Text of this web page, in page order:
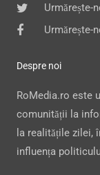
Urmărește-
Urmărește-
Despre noi
RoMedia.ro este
comunității la
la realitățile zilei,
influența